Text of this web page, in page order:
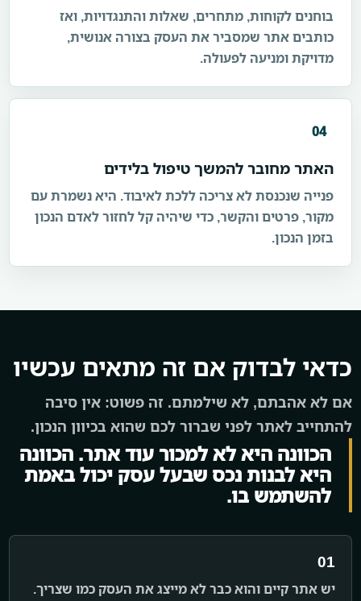
בוחנים לקוחות, מתחרים, שאלות והתנגדויות, ואז
כותבים אתר שמסביר את העסק בצורה אנושית,
מדויקת ומניעה לפעולה.
04
האתר מחובר להמשך טיפול בלידים
פנייה שנכנסת לא צריכה ללכת לאיבוד. היא נשמרת עם
מקור, פרטים והקשר, כדי שיהיה קל לחזור לאדם הנכון
בזמן הנכון.
כדאי לבדוק אם זה מתאים עכשיו
אם לא אהבתם, לא שילמתם. זה פשוט: אין סיבה
להתחייב לאתר לפני שברור לכם שהוא בכיוון הנכון.
הכוונה היא לא למכור עוד אתר. הכוונה
היא לבנות נכס שבעל עסק יכול באמת
להשתמש בו.
01
יש אתר קיים והוא כבר לא מייצג את העסק כמו שצריך.